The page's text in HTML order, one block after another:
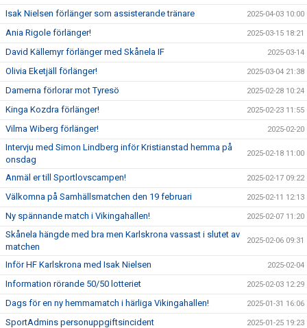
Isak Nielsen förlänger som assisterande tränare 2025-04-03 10:00
Ania Rigole förlänger! 2025-03-15 18:21
David Källemyr förlänger med Skånela IF 2025-03-14
Olivia Eketjäll förlänger! 2025-03-04 21:38
Damerna förlorar mot Tyresö 2025-02-28 10:24
Kinga Kozdra förlänger! 2025-02-23 11:55
Vilma Wiberg förlänger! 2025-02-20
Intervju med Simon Lindberg inför Kristianstad hemma på
onsdag
2025-02-18 11:00
Anmäl er till Sportlovscampen! 2025-02-17 09:22
Välkomna på Samhällsmatchen den 19 februari 2025-02-11 12:13
Ny spännande match i Vikingahallen! 2025-02-07 11:20
Skånela hängde med bra men Karlskrona vassast i slutet av
matchen
2025-02-06 09:31
Inför HF Karlskrona med Isak Nielsen 2025-02-04
Information rörande 50/50 lotteriet 2025-02-03 12:29
Dags för en ny hemmamatch i härliga Vikingahallen! 2025-01-31 16:06
SportAdmins personuppgiftsincident 2025-01-25 19:23